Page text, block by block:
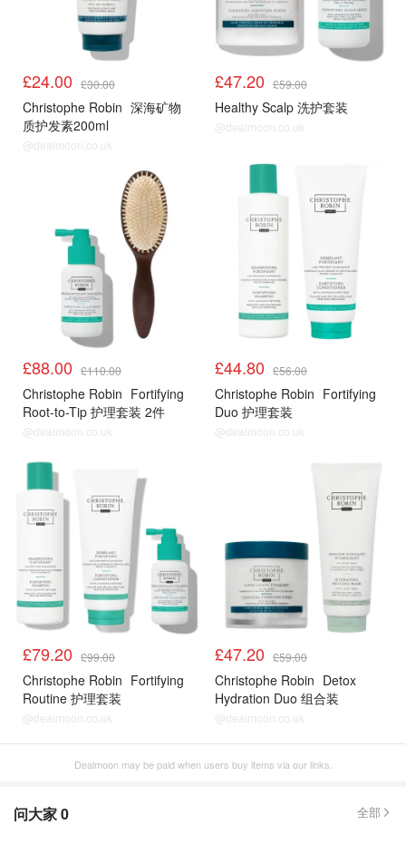
£24.00 £30.00
Christophe Robin 深海矿物
质护发素200ml
@dealmoon.co.uk
£47.20 £59.00
Healthy Scalp 洗护套装
@dealmoon.co.uk
£88.00 £110.00
Christophe Robin Fortifying
Root-to-Tip 护理套装 2件
@dealmoon.co.uk
£44.80 £56.00
Christophe Robin Fortifying
Duo 护理套装
@dealmoon.co.uk
£79.20 £99.00
Christophe Robin Fortifying
Routine 护理套装
@dealmoon.co.uk
£47.20 £59.00
Christophe Robin Detox
Hydration Duo 组合装
@dealmoon.co.uk
Dealmoon may be paid when users buy items via our links.
问大家0 全部